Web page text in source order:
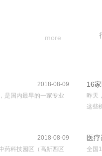
more
2018-08-09
是国内最早的一家专业
2018-08-09
药科技园区（高新西区
16
昨天
这些
医
全国